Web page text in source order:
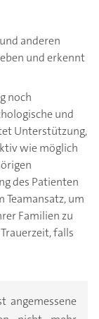
anderen
und erkennt
noch
und
Unterstützung,
wie möglich
des Patienten
Teamansatz, um
Familien zu
falls
angemessene